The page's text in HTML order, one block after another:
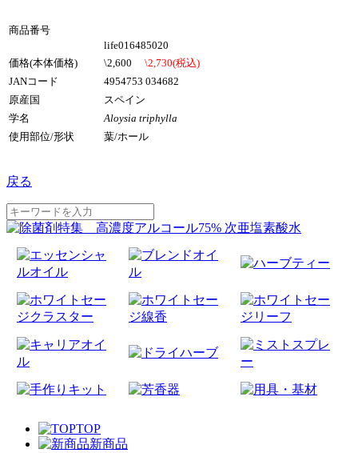
商品番号
life016485020
価格(本体価格)
\2,600
\2,730(税込)
JANコード
4954753 034682
原産国
スペイン
学名
Aloysia triphylla
使用部位/形状
葉/ホール
戻る
TOP
新商品